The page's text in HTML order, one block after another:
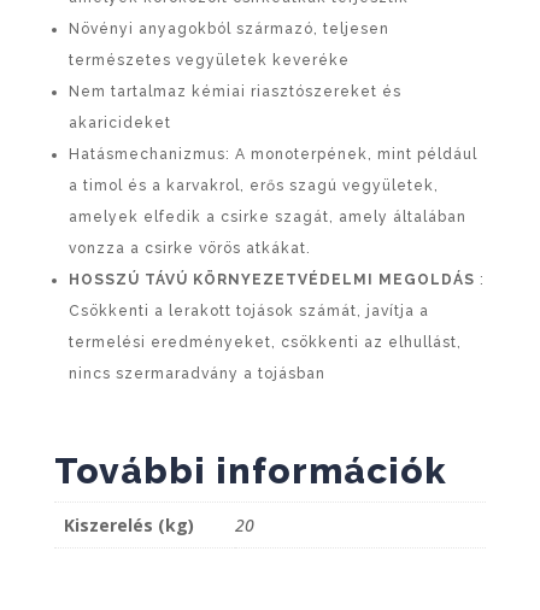
Növényi anyagokból származó, teljesen
természetes vegyületek keveréke
Nem tartalmaz kémiai riasztószereket és
akaricideket
Hatásmechanizmus: A monoterpének, mint például
a timol és a karvakrol, erős szagú vegyületek,
amelyek elfedik a csirke szagát, amely általában
vonzza a csirke vörös atkákat.
HOSSZÚ TÁVÚ KÖRNYEZETVÉDELMI MEGOLDÁS :
Csökkenti a lerakott tojások számát, javítja a
termelési eredményeket, csökkenti az elhullást,
nincs szermaradvány a tojásban
További információk
Kiszerelés (kg) 20